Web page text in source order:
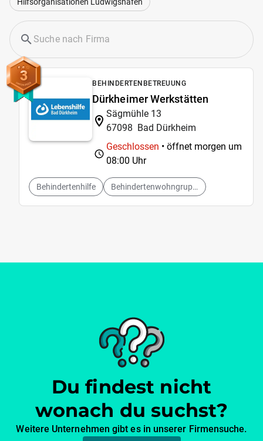
3 BEHINDERTENBETREUUNG
Dürkheimer Werkstätten
Sägmühle 13
67098 Bad Dürkheim
Geschlossen • öffnet morgen um
08:00 Uhr
Behindertenhilfe Behindertenwohngruppen
Du findest nicht
wonach du suchst?
Weitere Unternehmen gibt es in unserer Firmensuche.